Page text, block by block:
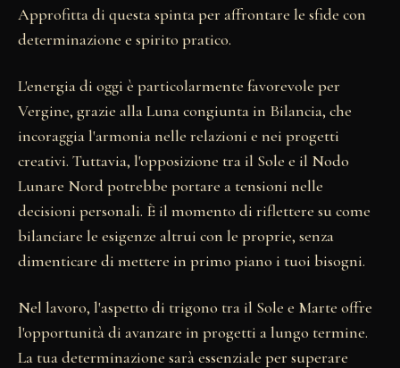
Approfitta di questa spinta per affrontare le sfide con
determinazione e spirito pratico.
L'energia di oggi è particolarmente favorevole per
Vergine, grazie alla Luna congiunta in Bilancia, che
incoraggia l'armonia nelle relazioni e nei progetti
creativi. Tuttavia, l'opposizione tra il Sole e il Nodo
Lunare Nord potrebbe portare a tensioni nelle
decisioni personali. È il momento di riflettere su come
bilanciare le esigenze altrui con le proprie, senza
dimenticare di mettere in primo piano i tuoi bisogni.
Nel lavoro, l'aspetto di trigono tra il Sole e Marte offre
l'opportunità di avanzare in progetti a lungo termine.
La tua determinazione sarà essenziale per superare